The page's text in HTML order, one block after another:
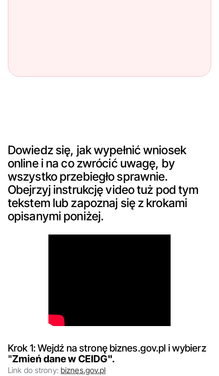
Dowiedz się, jak wypełnić wniosek
online i na co zwrócić uwagę, by
wszystko przebiegło sprawnie.
Obejrzyj instrukcję video tuż pod tym
tekstem lub zapoznaj się z krokami
opisanymi poniżej.
Krok 1: Wejdź na stronę biznes.gov.pl i wybierz
"Zmień dane w CEIDG".
Link do strony: biznes.gov.pl